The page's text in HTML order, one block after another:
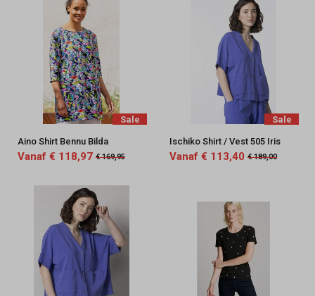
Sale
Aino Shirt Bennu Bilda
Vanaf € 118,97 € 169,95
Sale
Ischiko Shirt / Vest 505 Iris
Vanaf € 113,40 € 189,00